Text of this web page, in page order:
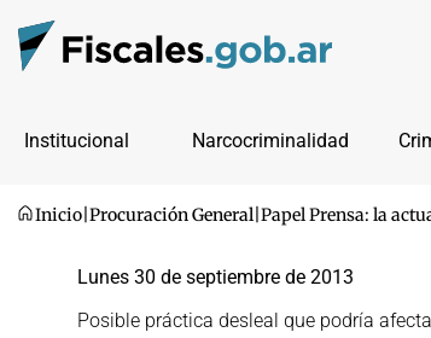
Institucional Narcocriminalidad
Inicio Procuración General Papel Prensa: la
Lunes 30 de septiembre de 2013
Posible práctica desleal que podría